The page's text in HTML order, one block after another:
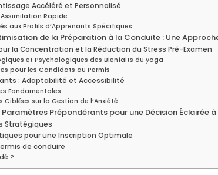
Accéléré et Personnalisé
Rapide
aux Profils d’Apprenants Spécifiques
de la Préparation à la Conduite : Une
la Concentration et la Réduction du Stress Pré-Examen
et Psychologiques des Bienfaits du yoga
pour les Candidats au Permis
: Adaptabilité et Accessibilité
Fondamentales
Ciblées sur la Gestion de l’Anxiété
Prépondérants pour une Décision Éclairée
Stratégiques
pour une Inscription Optimale
de conduire
?